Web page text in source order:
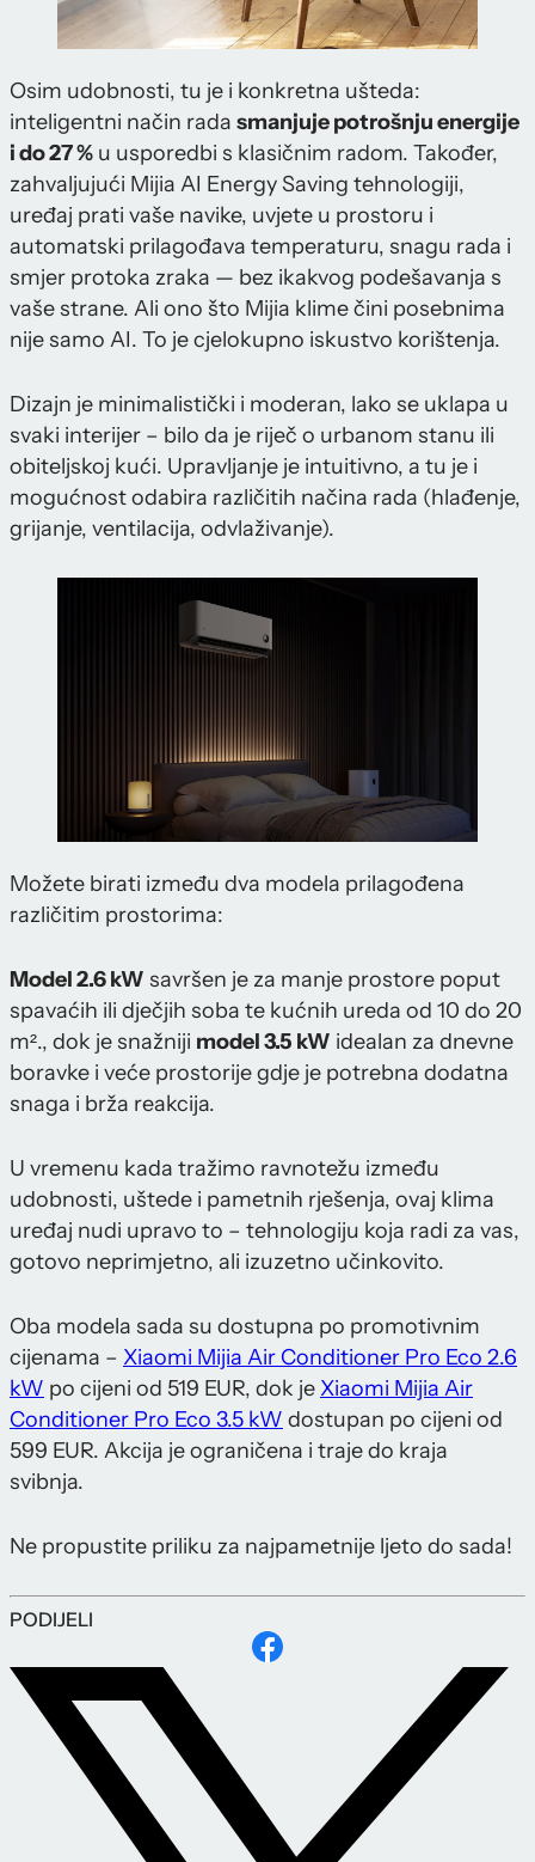
Osim udobnosti, tu je i konkretna ušteda:
inteligentni način rada smanjuje potrošnju energije
i do 27 % u usporedbi s klasičnim radom. Također,
zahvaljujući Mijia AI Energy Saving tehnologiji,
uređaj prati vaše navike, uvjete u prostoru i
automatski prilagođava temperaturu, snagu rada i
smjer protoka zraka — bez ikakvog podešavanja s
vaše strane. Ali ono što Mijia klime čini posebnima
nije samo AI. To je cjelokupno iskustvo korištenja.
Dizajn je minimalistički i moderan, lako se uklapa u
svaki interijer – bilo da je riječ o urbanom stanu ili
obiteljskoj kući. Upravljanje je intuitivno, a tu je i
mogućnost odabira različitih načina rada (hlađenje,
grijanje, ventilacija, odvlaživanje).
Možete birati između dva modela prilagođena
različitim prostorima:
Model 2.6 kW savršen je za manje prostore poput
spavaćih ili dječjih soba te kućnih ureda od 10 do 20
m²., dok je snažniji model 3.5 kW idealan za dnevne
boravke i veće prostorije gdje je potrebna dodatna
snaga i brža reakcija.
U vremenu kada tražimo ravnotežu između
udobnosti, uštede i pametnih rješenja, ovaj klima
uređaj nudi upravo to – tehnologiju koja radi za vas,
gotovo neprimjetno, ali izuzetno učinkovito.
Oba modela sada su dostupna po promotivnim
cijenama – Xiaomi Mijia Air Conditioner Pro Eco 2.6
kW po cijeni od 519 EUR, dok je Xiaomi Mijia Air
Conditioner Pro Eco 3.5 kW dostupan po cijeni od
599 EUR. Akcija je ograničena i traje do kraja
svibnja.
Ne propustite priliku za najpametnije ljeto do sada!
PODIJELI